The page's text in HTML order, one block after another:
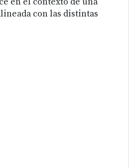
con las distintas